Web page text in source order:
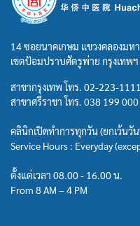
14 ซอยนาคเกษม แขวงคลองมห
เขตป้อมปราบศัตรูพ่าย กรุงเทพ
สาขากรุงเทพ โทร. 02-223-1111
สาขาศรีราชา โทร. 038 199 000
คลินิกเปิดทำการทุกวัน (ยกเว้น
Service Hours : Everyday
ตั้งแต่เวลา 08.00 - 16.00 น.
From 8 AM – 4 PM